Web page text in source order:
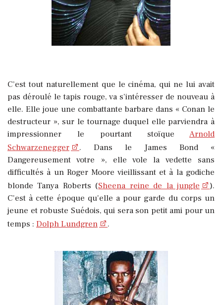
C’est tout naturellement que le cinéma, qui ne lui avait
pas déroulé le tapis rouge, va s’intéresser de nouveau à
elle. Elle joue une combattante barbare dans « Conan le
destructeur », sur le tournage duquel elle parviendra à
impressionner le pourtant stoïque Arnold
Schwarzenegger
. Dans le James Bond «
Dangereusement votre », elle vole la vedette sans
difficultés à un Roger Moore vieillissant et à la godiche
blonde Tanya Roberts (Sheena reine de la jungle
).
C'est à cette époque qu'elle a pour garde du corps un
jeune et robuste Suédois, qui sera son petit ami pour un
temps : Dolph Lundgren .